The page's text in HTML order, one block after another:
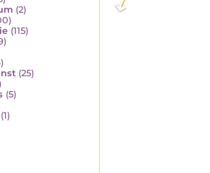
(2)
(115)
(25)
(5)
(1)